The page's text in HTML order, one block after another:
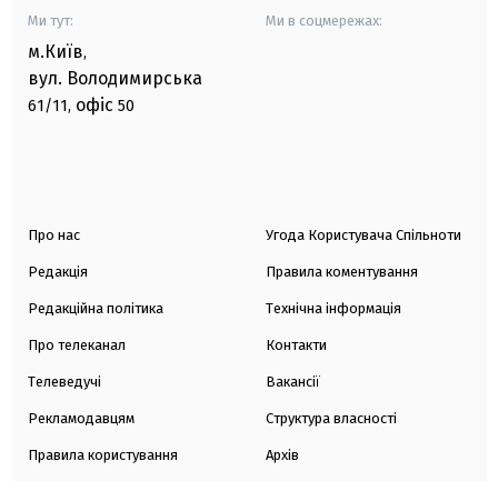
Ми тут:
м.Київ,
вул. Володимирська
61/11, офіс 50
Ми в соцмережах:
Про нас
Редакція
Редакційна політика
Про телеканал
Телеведучі
Рекламодавцям
Правила користування
Угода Користувача Спільноти
Правила коментування
Технічна інформація
Контакти
Вакансії
Структура власності
Архів